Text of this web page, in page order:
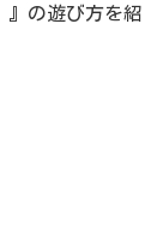
』の遊び方を紹